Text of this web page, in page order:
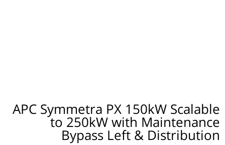
APC Symmetra PX 150kW Scalable
to 250kW with Maintenance
Bypass Left & Distribution